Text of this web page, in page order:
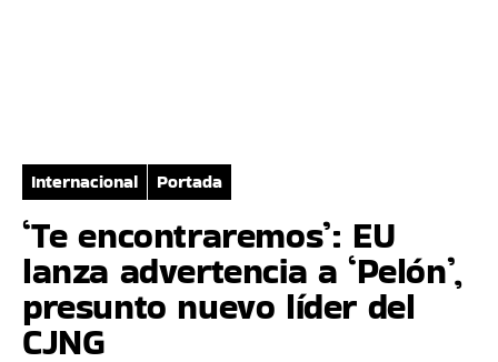
Internacional Portada
‘Te encontraremos’: EU
lanza advertencia a ‘Pelón’,
presunto nuevo líder del
CJNG